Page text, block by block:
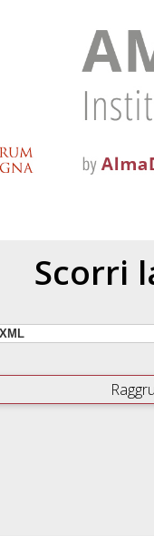
Scorri